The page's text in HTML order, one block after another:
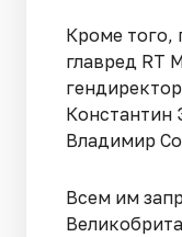
Кроме того,
главред RT
Константин
Владимир
Всем им